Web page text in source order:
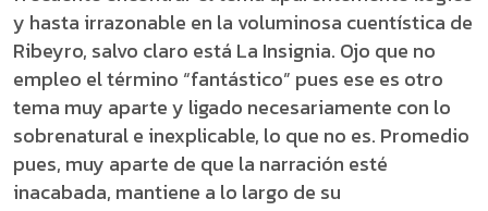
y hasta irrazonable en la voluminosa cuentística de
Ribeyro, salvo claro está La Insignia. Ojo que no
empleo el término “fantástico” pues ese es otro
tema muy aparte y ligado necesariamente con lo
sobrenatural e inexplicable, lo que no es. Promedio
pues, muy aparte de que la narración esté
inacabada, mantiene a lo largo de su